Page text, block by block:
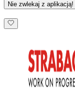
Nie zwlekaj z aplikacją!